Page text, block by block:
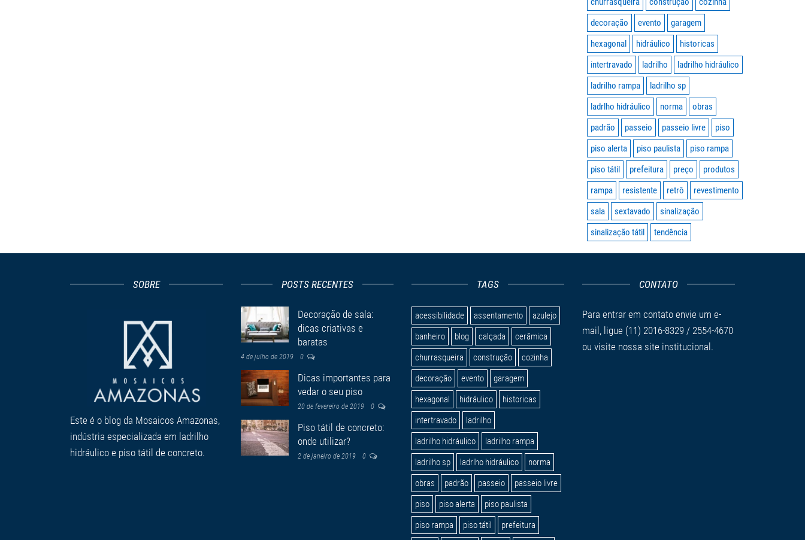
decoração
evento
garagem
hexagonal
hidráulico
historicas
intertravado
ladrilho
ladrilho hidráulico
ladrilho rampa
ladrilho sp
ladrlho hidráulico
norma
obras
padrão
passeio passeio livre
piso
piso alerta
piso paulista
piso rampa
piso tátil
prefeitura preço
produtos
rampa
resistente retrô
revestimento
sala
sextavado
sinalização
sinalização tátil
tendência
SOBRE
Este é o blog da Mosaicos Amazonas,
indústria especializada em ladrilho
hidráulico e piso tátil de concreto.
POSTS RECENTES
Decoração de sala:
dicas criativas e
baratas
4 de julho de 2019 0
Dicas importantes para
vedar o seu piso
20 de fevereiro de 2019 0
Piso tátil de concreto:
onde utilizar?
2 de janeiro de 2019 0
TAGS
acessibilidade assentamento
azulejo
banheiro
blog calçada
cerâmica
churrasqueira
construção
cozinha
decoração
evento
garagem
hexagonal
hidráulico
historicas
intertravado
ladrilho
ladrilho hidráulico
ladrilho rampa
ladrilho sp
ladrlho hidráulico
norma
obras
padrão passeio
passeio livre
piso
piso alerta
piso paulista
piso rampa
piso tátil prefeitura
CONTATO
Para entrar em contato envie um e-
mail , ligue (11) 2016-8329 / 2554-4670
ou visite nossa site institucional.